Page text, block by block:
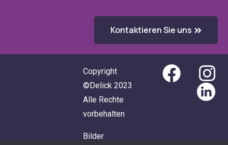
Kontaktieren Sie uns
Copyright
©Delick 2023
Alle Rechte
vorbehalten
Bilder